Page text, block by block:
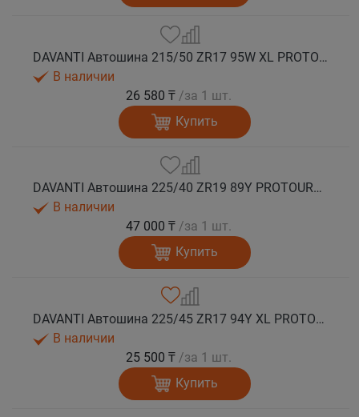
DAVANTI Автошина 215/50 ZR17 95W XL PROTOURA SPORT RPR лето
В наличии
26 580 ₸ /за 1 шт.
Купить
DAVANTI Автошина 225/40 ZR19 89Y PROTOURA SPORT RPR RFT (run flat) лето
В наличии
47 000 ₸ /за 1 шт.
Купить
DAVANTI Автошина 225/45 ZR17 94Y XL PROTOURA SPORT RPR лето
В наличии
25 500 ₸ /за 1 шт.
Купить